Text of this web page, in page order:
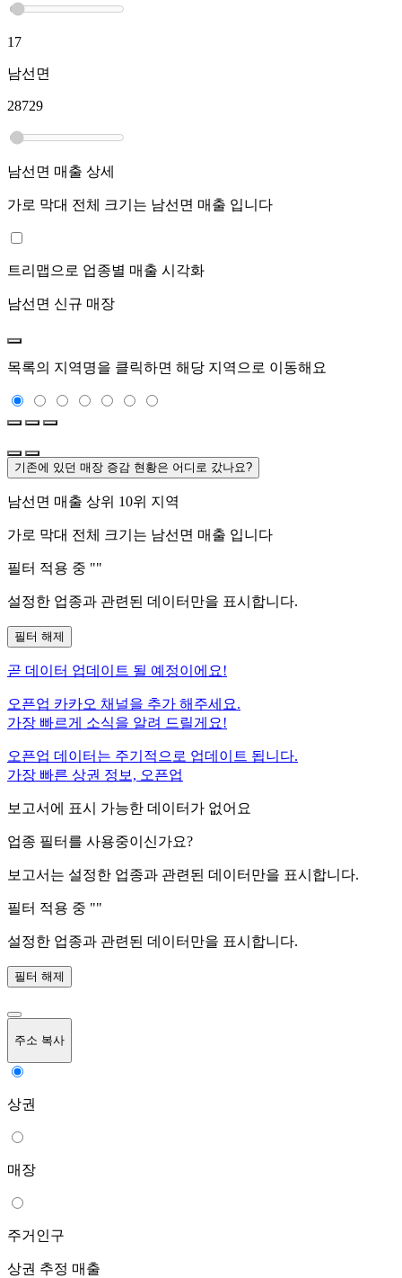
17
남선면
28729
남선면 매출 상세
가로 막대 전체 크기는 남선면 매출 입니다
트리맵으로 업종별 매출 시각화
남선면 신규 매장
목록의 지역명을 클릭하면 해당 지역으로 이동해요
기존에 있던 매장 증감 현황은 어디로 갔나요?
남선면 매출 상위 10위 지역
가로 막대 전체 크기는 남선면 매출 입니다
필터 적용 중 ""
설정한 업종과 관련된 데이터만을 표시합니다.
필터 해제
곧 데이터 업데이트 될 예정이에요!
오픈업 카카오 채널을 추가 해주세요.
가장 빠르게 소식을 알려 드릴게요!
오픈업 데이터는 주기적으로 업데이트 됩니다.
가장 빠른 상권 정보, 오픈업
보고서에 표시 가능한 데이터가 없어요
업종 필터를 사용중이신가요?
보고서는 설정한 업종과 관련된 데이터만을 표시합니다.
필터 적용 중 ""
설정한 업종과 관련된 데이터만을 표시합니다.
필터 해제
주소 복사
상권
매장
주거인구
상권 추정 매출